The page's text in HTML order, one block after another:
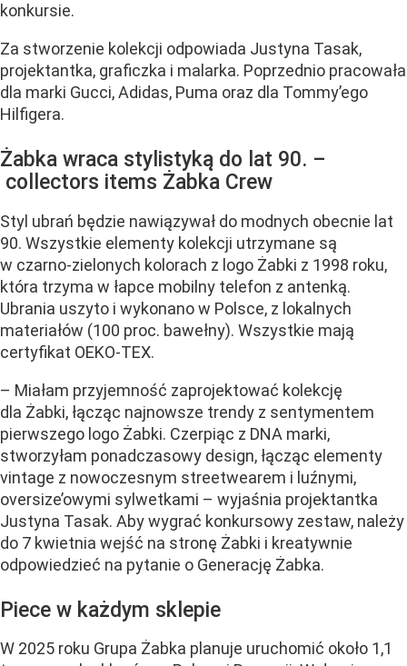
konkursie.
Za stworzenie kolekcji odpowiada Justyna Tasak,
projektantka, graficzka i malarka. Poprzednio pracowała
dla marki Gucci, Adidas, Puma oraz dla Tommy’ego
Hilfigera.
Żabka wraca stylistyką do lat 90. –
collectors items Żabka Crew
Styl ubrań będzie nawiązywał do modnych obecnie lat
90. Wszystkie elementy kolekcji utrzymane są
w czarno-zielonych kolorach z logo Żabki z 1998 roku,
która trzyma w łapce mobilny telefon z antenką.
Ubrania uszyto i wykonano w Polsce, z lokalnych
materiałów (100 proc. bawełny). Wszystkie mają
certyfikat OEKO-TEX.
– Miałam przyjemność zaprojektować kolekcję
dla Żabki, łącząc najnowsze trendy z sentymentem
pierwszego logo Żabki. Czerpiąc z DNA marki,
stworzyłam ponadczasowy design, łącząc elementy
vintage z nowoczesnym streetwearem i luźnymi,
oversize’owymi sylwetkami – wyjaśnia projektantka
Justyna Tasak. Aby wygrać konkursowy zestaw, należy
do 7 kwietnia wejść na stronę Żabki i kreatywnie
odpowiedzieć na pytanie o Generację Żabka.
Piece w każdym sklepie
W 2025 roku Grupa Żabka planuje uruchomić około 1,1